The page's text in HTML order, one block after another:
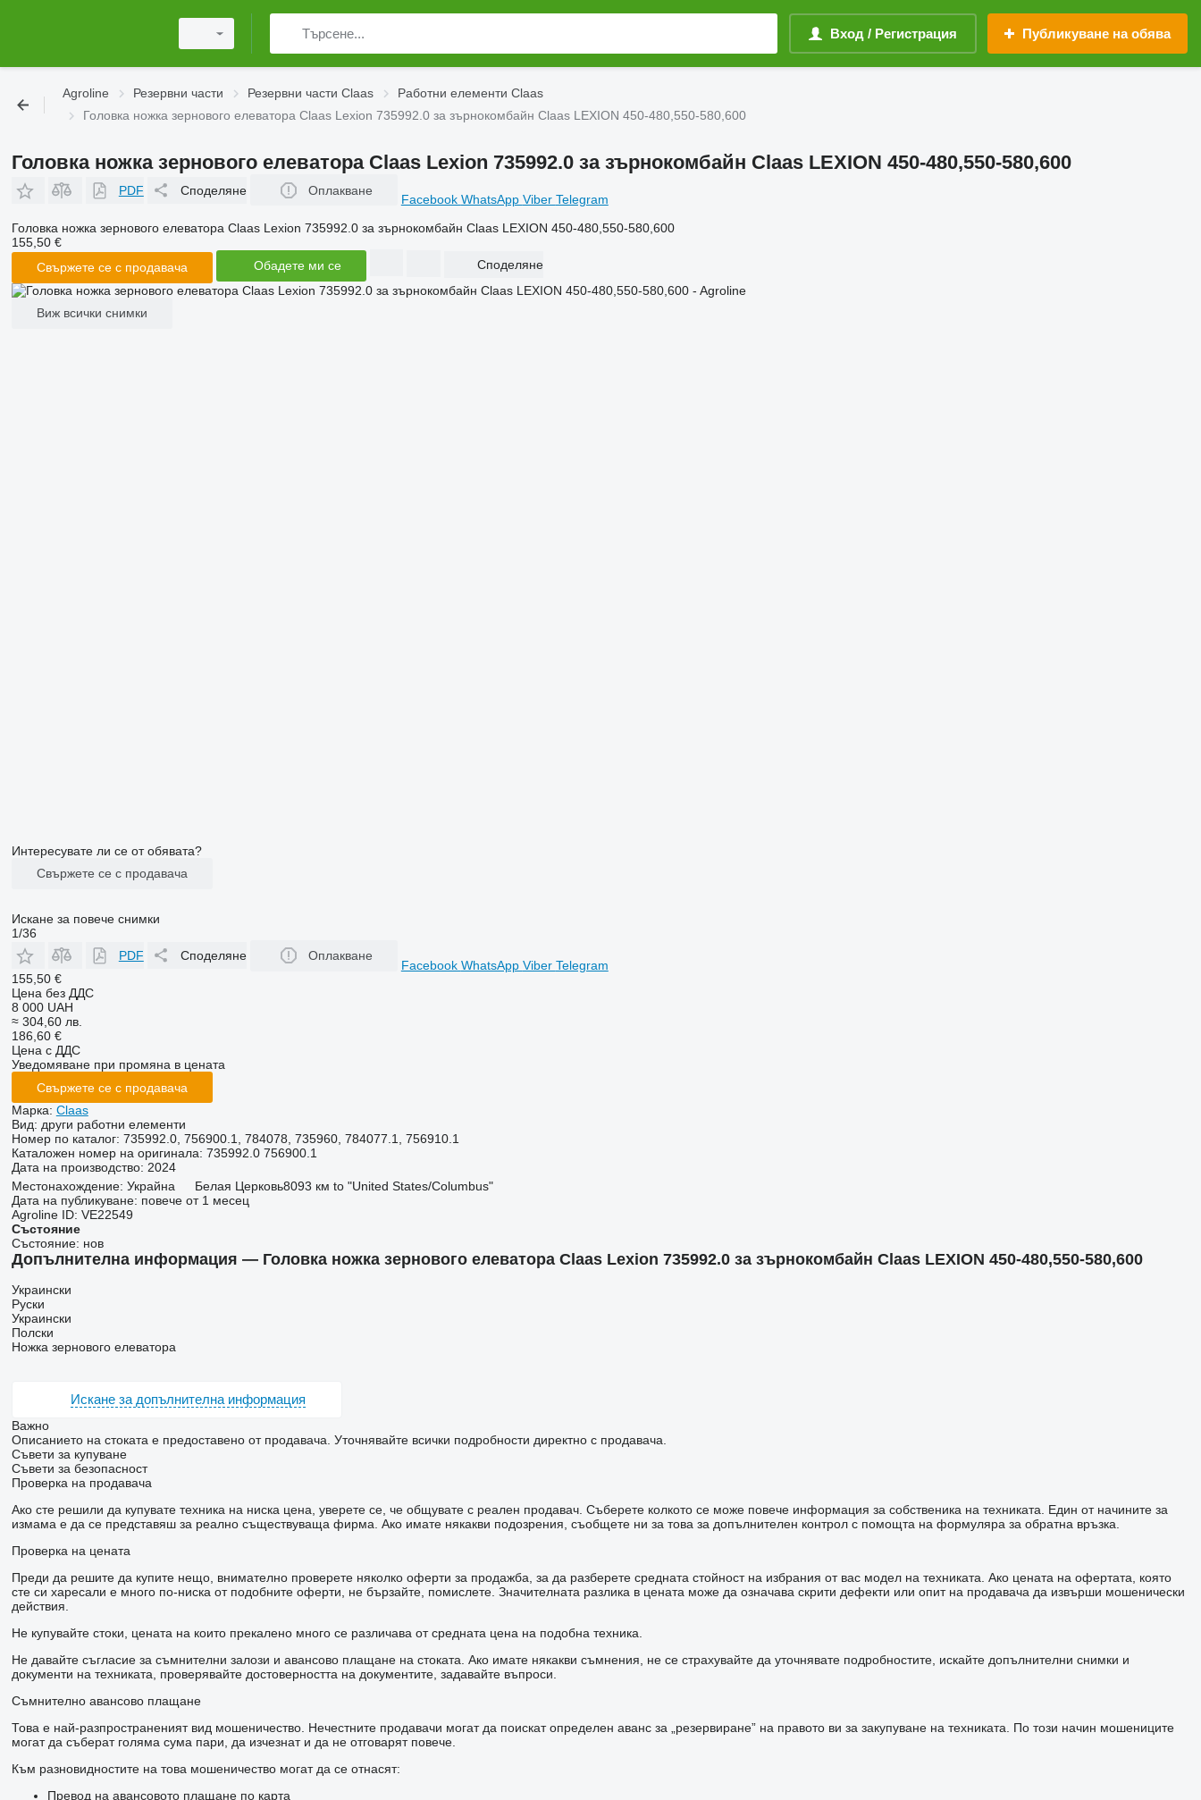
Вход / Регистрация Публикуване на обява
Agroline Резервни части Резервни части Claas
Работни елементи Claas
Головка ножка зернового елеватора Claas Lexion 735992.0 за зърнокомбайн Claas LEXION 450-480,550-580,600
Головка ножка зернового елеватора Claas Lexion 735992.0 за зърнокомбайн Claas LEXION 450-480,550-580,600
PDF Споделяне Оплакване
Facebook WhatsApp Viber Telegram
Головка ножка зернового елеватора Claas Lexion 735992.0 за зърнокомбайн Claas LEXION 450-480,550-580,600
155,50 €
Свържете се с продавача
Обадете ми се Споделяне
Виж всички снимки
Интересувате ли се от обявата?
Свържете се с продавача
Искане за повече снимки
1/36
PDF
Споделяне Оплакване
Facebook WhatsApp Viber Telegram
155,50 €
Цена без ДДС
8 000 UAH
≈ 304,60 лв.
186,60 €
Цена с ДДС
Уведомяване при промяна в цената
Свържете се с продавача
Марка: Claas
Вид: други работни елементи
Номер по каталог: 735992.0, 756900.1, 784078, 735960, 784077.1, 756910.1
Каталожен номер на оригинала: 735992.0 756900.1
Дата на производство: 2024
Местонахождение: Украйна Белая Церковь8093 км to "United States/Columbus"
Дата на публикуване: повече от 1 месец
Agroline ID: VE22549
Състояние
Състояние: нов
Допълнителна информация — Головка ножка зернового елеватора Claas Lexion 735992.0 за зърнокомбайн Claas LEXION 450-480,550-580,600
Украински
Руски
Украински
Полски
Ножка зернового елеватора
Искане за допълнителна информация
Важно
Описанието на стоката е предоставено от продавача. Уточнявайте всички подробности директно с продавача.
Съвети за купуване
Съвети за безопасност
Проверка на продавача
Ако сте решили да купувате техника на ниска цена, уверете се, че общувате с реален продавач. Съберете колкото се може повече информация за собственика на техниката. Един от начините за
измама е да се представяш за реално съществуваща фирма. Ако имате някакви подозрения, съобщете ни за това за допълнителен контрол с помощта на формуляра за обратна връзка.
Проверка на цената
Преди да решите да купите нещо, внимателно проверете няколко оферти за продажба, за да разберете средната стойност на избрания от вас модел на техниката. Ако цената на офертата, която
сте си харесали е много по-ниска от подобните оферти, не бързайте, помислете. Значителната разлика в цената може да означава скрити дефекти или опит на продавача да извърши мошенически
действия.
Не купувайте стоки, цената на които прекалено много се различава от средната цена на подобна техника.
Не давайте съгласие за съмнителни залози и авансово плащане на стоката. Ако имате някакви съмнения, не се страхувайте да уточнявате подробностите, искайте допълнителни снимки и
документи на техниката, проверявайте достоверността на документите, задавайте въпроси.
Съмнително авансово плащане
Това е най-разпространеният вид мошеничество. Нечестните продавачи могат да поискат определен аванс за „резервиране” на правото ви за закупуване на техниката. По този начин мошениците
могат да съберат голяма сума пари, да изчезнат и да не отговарят повече.
Към разновидностите на това мошеничество могат да се отнасят:
Превод на авансовото плащане по карта